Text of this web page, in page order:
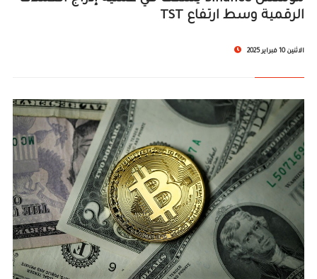
الرقمية وسط ارتفاع TST
الاثنين 10 فبراير 2025